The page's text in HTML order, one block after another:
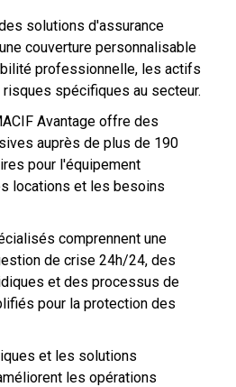
solutions d'assurance
couverture personnalisable
professionnelle, les actifs
spécifiques au secteur.
Avantage offre des
auprès de plus de 190
pour l'équipement
locations et les besoins
comprennent une
de crise 24h/24, des
et des processus de
pour la protection des
et les solutions
les opérations